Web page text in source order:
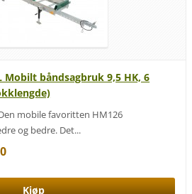
Mobilt båndsagbruk 9,5 HK, 6
mobile favoritten HM126
og bedre. Det...